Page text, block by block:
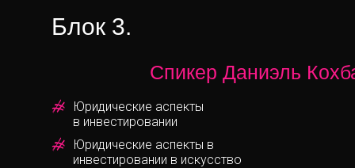
Блок 3.
Спикер Даниэль
Юридические аспекты
в инвестировании
Юридические аспекты в
инвестировании в искусство